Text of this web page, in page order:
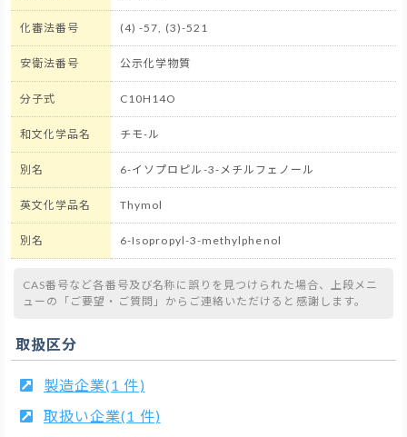
化審法番号 (4) -57, (3)-521
安衛法番号 公示化学物質
分子式 C10H14O
和文化学品名 チモ-ル
別名 6-イソプロピル-3-メチルフェノール
英文化学品名 Thymol
別名 6-Isopropyl-3-methylphenol
CAS番号など各番号及び名称に誤りを見つけられた場合、上段メニ
ューの「ご要望・ご質問」からご連絡いただけると感謝します。
取扱区分
製造企業(1 件)
取扱い企業(1 件)